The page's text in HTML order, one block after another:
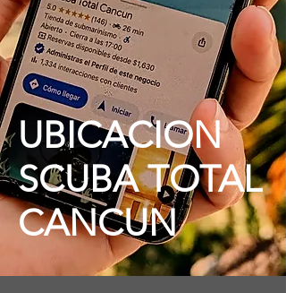
UBICACION
SCUBA TOTAL
CANCUN